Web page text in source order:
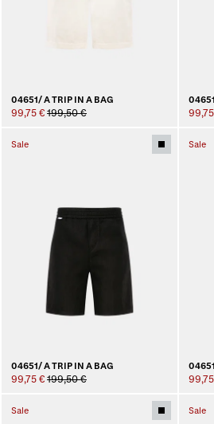
04651/ A TRIP IN A BAG
99,75 € 199,50 €
Sale
04651/ A TRIP IN A BAG
99,75 € 199,50 €
Sale
Sale Sale